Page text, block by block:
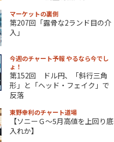
マーケットの裏側
第207回「露骨な2ランド目の介
入」
今週のチャート予報 やるなら今でし
ょ！
第152回 ドル円、「斜行三角
形」と「ヘッド・フェイク」で
反落
東野幸利のチャート道場
【ソニーＧ～5月高値を上回り底
入れか】